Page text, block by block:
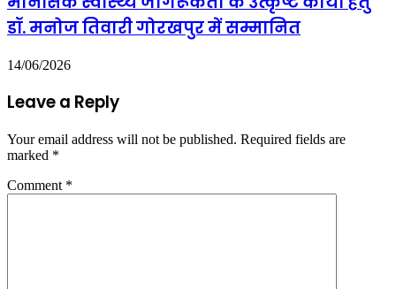
डॉ. मनोज तिवारी गोरखपुर में सम्मानित
14/06/2026
Leave a Reply
Your email address will not be published. Required fields are
marked *
Comment *